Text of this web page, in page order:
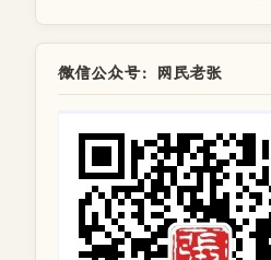
微信公众号：网民老张